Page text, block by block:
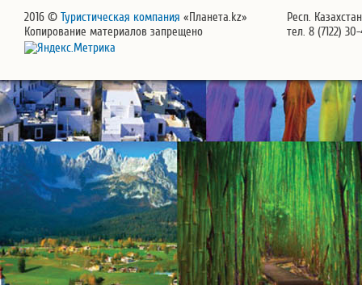
2016 © Туристическая компания «Планета.kz»
Копирование материалов запрещено
Респ.
тел. 8 (7122)